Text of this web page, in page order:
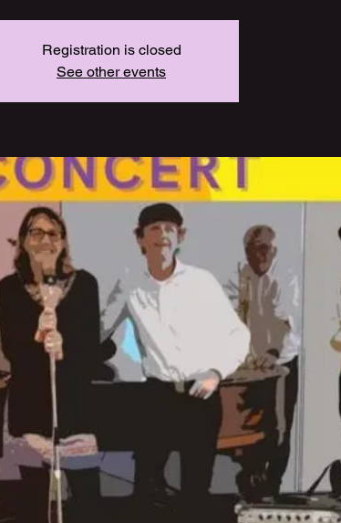
Registration is closed
See other events